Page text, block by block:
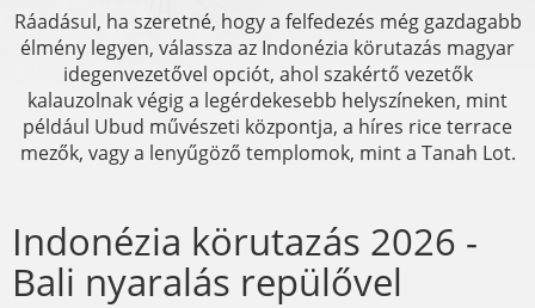
Ráadásul, ha szeretné, hogy a felfedezés még gazdagabb
élmény legyen, válassza az Indonézia körutazás magyar
idegenvezetővel opciót, ahol szakértő vezetők
kalauzolnak végig a legérdekesebb helyszíneken, mint
például Ubud művészeti központja, a híres rice terrace
mezők, vagy a lenyűgöző templomok, mint a Tanah Lot.
Indonézia körutazás 2026 -
Bali nyaralás repülővel